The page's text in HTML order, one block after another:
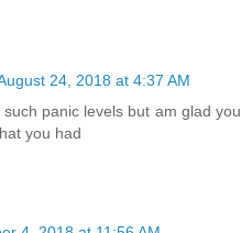
24, 2018 at 4:37 AM
panic levels but am glad you
you had